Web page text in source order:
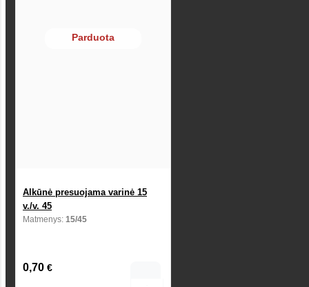
Parduota
Alkūnė presuojama varinė 15
v./v. 45
Matmenys: 15/45
0,70 €